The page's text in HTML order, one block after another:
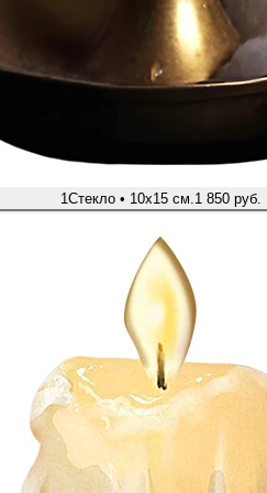
1 Стекло • 10х15 см. 1 850 руб.